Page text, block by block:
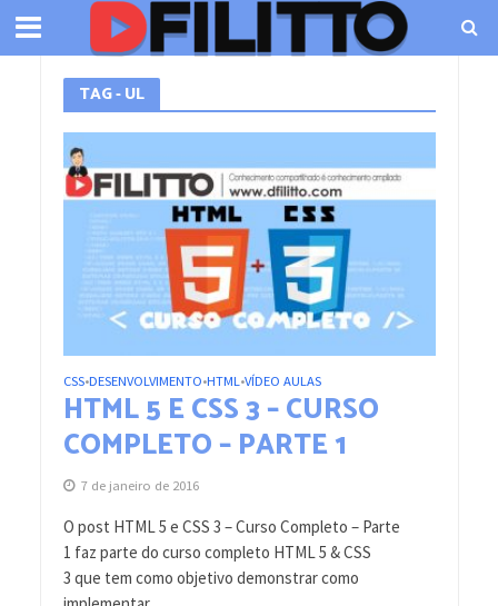
TAG - UL
CSS•DESENVOLVIMENTO•HTML•VÍDEO AULAS
HTML 5 E CSS 3 – CURSO
COMPLETO – PARTE 1
7 de janeiro de 2016
O post HTML 5 e CSS 3 – Curso Completo – Parte
1 faz parte do curso completo HTML 5 & CSS
3 que tem como objetivo demonstrar como